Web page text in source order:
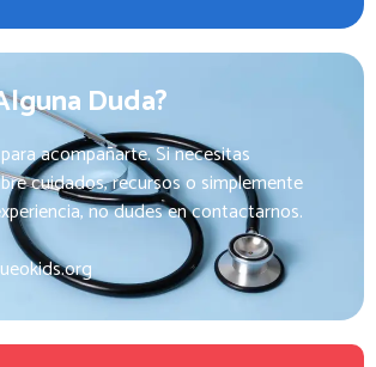
Duda?
acompañarte. Si necesitas
cuidados, recursos o simplemente
no dudes en contactarnos.